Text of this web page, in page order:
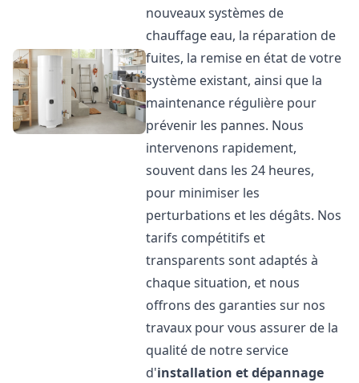
nouveaux systèmes de
chauffage eau, la réparation de
fuites, la remise en état de votre
système existant, ainsi que la
maintenance régulière pour
prévenir les pannes. Nous
intervenons rapidement,
souvent dans les 24 heures,
pour minimiser les
perturbations et les dégâts. Nos
tarifs compétitifs et
transparents sont adaptés à
chaque situation, et nous
offrons des garanties sur nos
travaux pour vous assurer de la
qualité de notre service
d'installation et dépannage